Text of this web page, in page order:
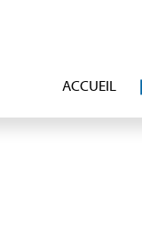
ACCUEIL